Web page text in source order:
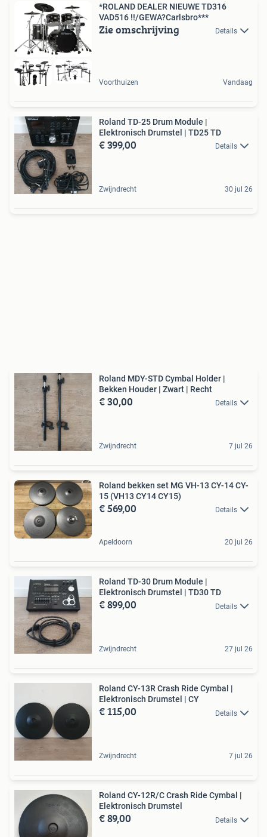
*ROLAND DEALER NIEUWE TD316
VAD516 !!/GEWA?Carlsbro***
Zie omschrijving Details
Voorthuizen Vandaag
Roland TD-25 Drum Module |
Elektronisch Drumstel | TD25 TD
€ 399,00 Details
Zwijndrecht 30 jul 26
Roland MDY-STD Cymbal Holder |
Bekken Houder | Zwart | Recht
€ 30,00 Details
Zwijndrecht 7 jul 26
Roland bekken set MG VH-13 CY-14 CY-
15 (VH13 CY14 CY15)
€ 569,00 Details
Apeldoorn 20 jul 26
Roland TD-30 Drum Module |
Elektronisch Drumstel | TD30 TD
€ 899,00 Details
Zwijndrecht 27 jul 26
Roland CY-13R Crash Ride Cymbal |
Elektronisch Drumstel | CY
€ 115,00 Details
Zwijndrecht 7 jul 26
Roland CY-12R/C Crash Ride Cymbal |
Elektronisch Drumstel
€ 89,00 Details